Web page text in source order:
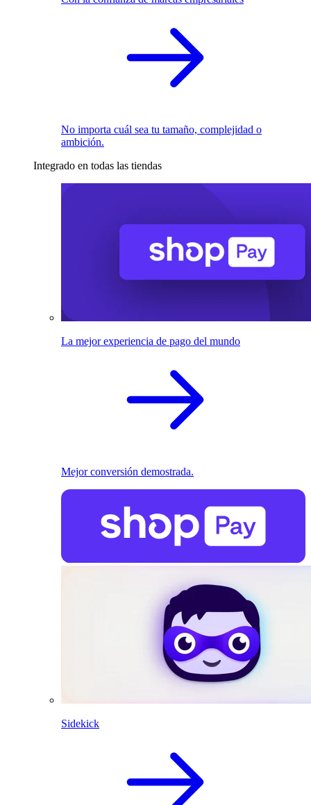
No importa cuál sea tu tamaño, complejidad o
ambición.
Integrado en todas las tiendas
La mejor experiencia de pago del mundo
Mejor conversión demostrada.
Sidekick